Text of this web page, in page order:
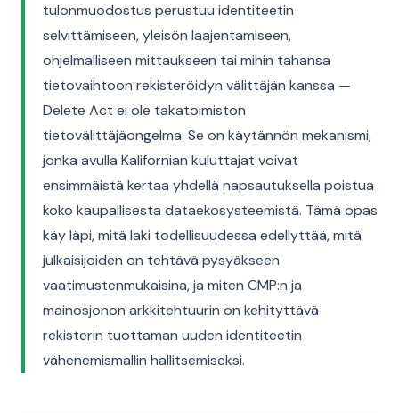
tulonmuodostus perustuu identiteetin
selvittämiseen, yleisön laajentamiseen,
ohjelmalliseen mittaukseen tai mihin tahansa
tietovaihtoon rekisteröidyn välittäjän kanssa —
Delete Act ei ole takatoimiston
tietovälittäjäongelma. Se on käytännön mekanismi,
jonka avulla Kalifornian kuluttajat voivat
ensimmäistä kertaa yhdellä napsautuksella poistua
koko kaupallisesta dataekosysteemistä. Tämä opas
käy läpi, mitä laki todellisuudessa edellyttää, mitä
julkaisijoiden on tehtävä pysyäkseen
vaatimustenmukaisina, ja miten CMP:n ja
mainosjonon arkkitehtuurin on kehityttävä
rekisterin tuottaman uuden identiteetin
vähenemismallin hallitsemiseksi.